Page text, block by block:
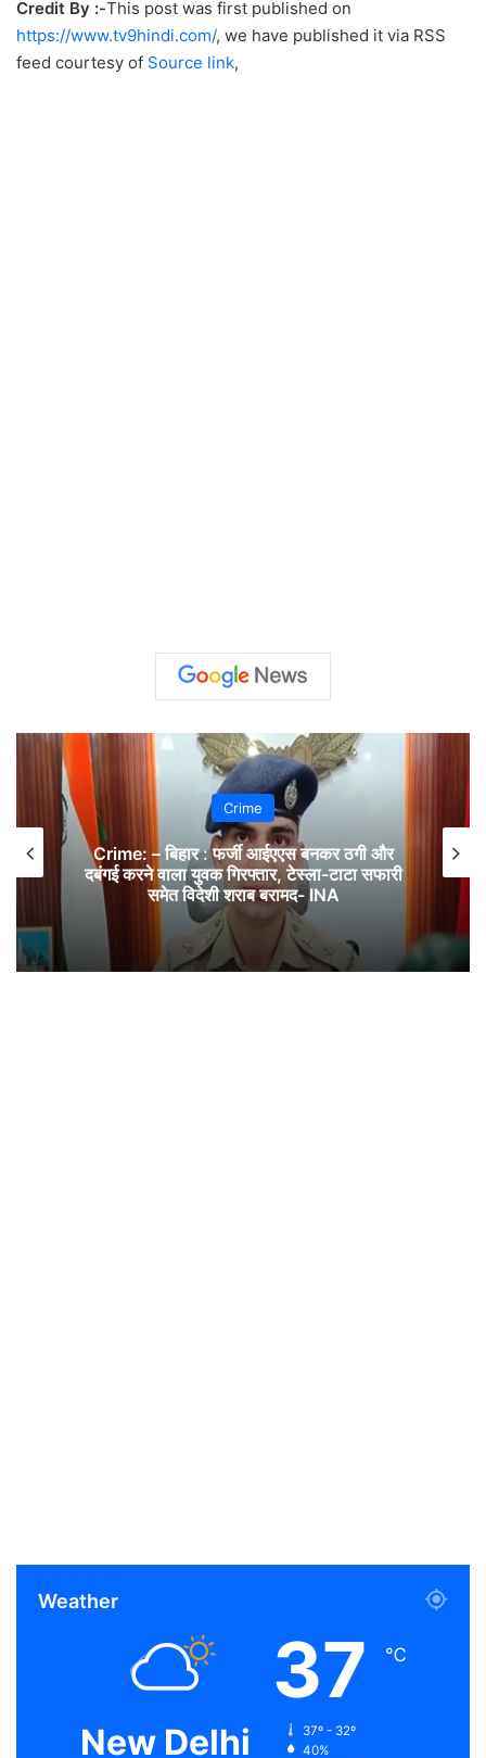
Credit By :-This post was first published on
https://www.tv9hindi.com/, we have published it via RSS
feed courtesy of Source link,
Crime
Crime: – बिहार : फर्जी आईएएस बनकर ठगी और
दबंगई करने वाला युवक गिरफ्तार, टेस्ला-टाटा सफारी
समेत विदेशी शराब बरामद- INA
Weather
New Delhi
37 ℃
37º - 32º
40%